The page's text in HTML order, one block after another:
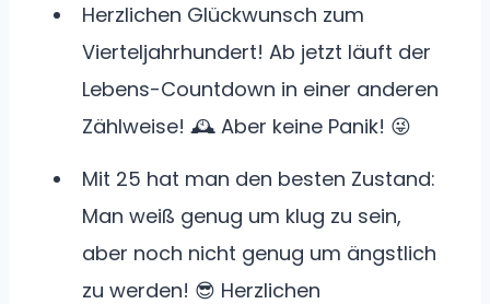
Herzlichen Glückwunsch zum
Vierteljahrhundert! Ab jetzt läuft der
Lebens-Countdown in einer anderen
Zählweise! 🕰️ Aber keine Panik! 😜
Mit 25 hat man den besten Zustand:
Man weiß genug um klug zu sein,
aber noch nicht genug um ängstlich
zu werden! 😎 Herzlichen